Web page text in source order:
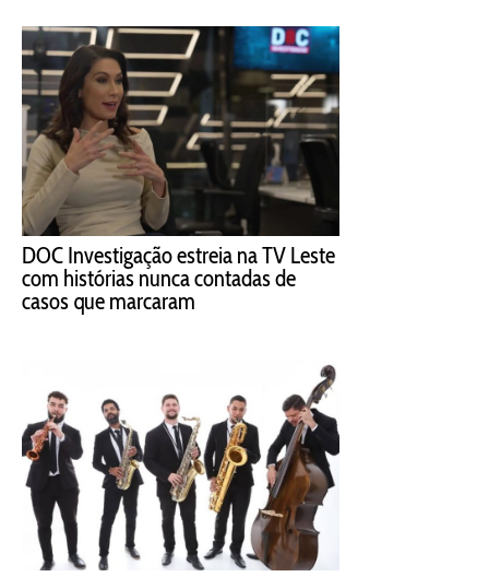
DOC Investigação estreia na TV Leste
com histórias nunca contadas de
casos que marcaram